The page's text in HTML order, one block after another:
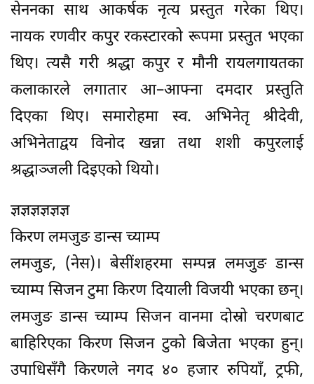
सेननका साथ आकर्षक नृत्य प्रस्तुत गरेका थिए।
नायक रणवीर कपुर रकस्टारको रूपमा प्रस्तुत भएका
थिए। त्यसै गरी श्रद्धा कपुर र मौनी रायलगायतका
कलाकारले लगातार आ–आफ्ना दमदार प्रस्तुति
दिएका थिए। समारोहमा स्व. अभिनेतृ श्रीदेवी,
अभिनेताद्वय विनोद खन्ना तथा शशी कपुरलाई
श्रद्धाञ्जली दिइएको थियो।
ज्ञज्ञज्ञज्ञज्ञज्ञ
किरण लमजुङ डान्स च्याम्प
लमजुङ, (नेस)। बेसींशहरमा सम्पन्न लमजुङ डान्स
च्याम्प सिजन टुमा किरण दियाली विजयी भएका छन्।
लमजुङ डान्स च्याम्प सिजन वानमा दोस्रो चरणबाट
बाहिरिएका किरण सिजन टुको बिजेता भएका हुन्।
उपाधिसँगै किरणले नगद ४० हजार रुपियाँ, ट्रफी,